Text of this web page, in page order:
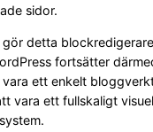
sidor.
gör detta
fortsätter
ett enkelt
vara ett fullskaligt